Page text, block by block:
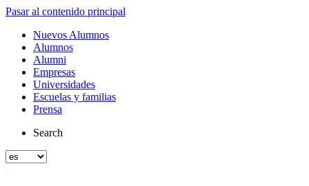
Pasar al contenido principal
Nuevos Alumnos
Alumnos
Alumni
Empresas
Universidades
Escuelas y familias
Prensa
Search